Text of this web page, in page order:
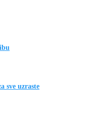
sve uzraste